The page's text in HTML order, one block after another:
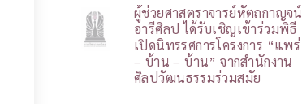
ผู้ช่วยศาสตราจารย์หัตถกาญจน์
อารีศิลป ได้รับเชิญเข้าร่วมพิธี
เปิดนิทรรศการโครงการ “แพร่
– บ้าน – บ้าน” จากสำนักงาน
ศิลปวัฒนธรรมร่วมสมัย